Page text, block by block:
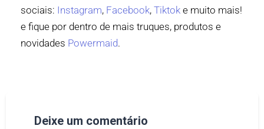
sociais: Instagram, Facebook, Tiktok e muito mais!
e fique por dentro de mais truques, produtos e
novidades Powermaid.
Deixe um comentário